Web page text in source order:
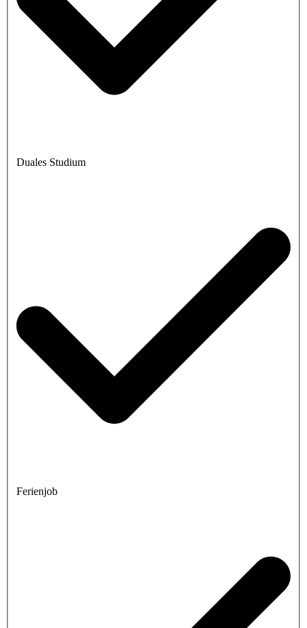
Duales Studium
Ferienjob